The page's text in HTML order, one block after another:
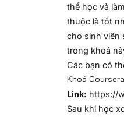
thể học và
thuộc là tốt
cho sinh viên
trong khoá
Các bạn có
Khoá
Link: https://
Sau khi học